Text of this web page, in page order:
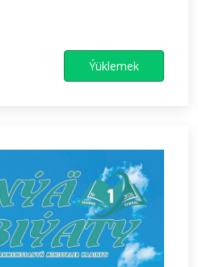
Ýüklemek